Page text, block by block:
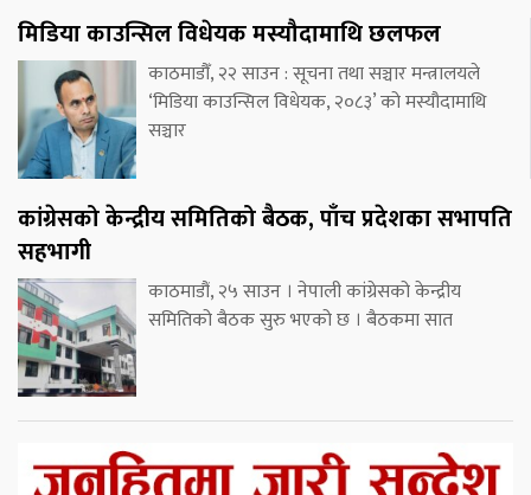
मिडिया काउन्सिल विधेयक मस्यौदामाथि छलफल
काठमाडौँ, २२ साउन : सूचना तथा सञ्चार मन्त्रालयले
‘मिडिया काउन्सिल विधेयक, २०८३’ को मस्यौदामाथि
सञ्चार
कांग्रेसको केन्द्रीय समितिको बैठक, पाँच प्रदेशका सभापति
सहभागी
काठमाडौं, २५ साउन । नेपाली कांग्रेसको केन्द्रीय
समितिको बैठक सुरु भएको छ । बैठकमा सात